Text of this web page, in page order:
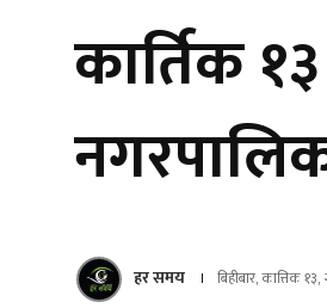
कार्तिक
हर समय बिहीबार, कात्तिक